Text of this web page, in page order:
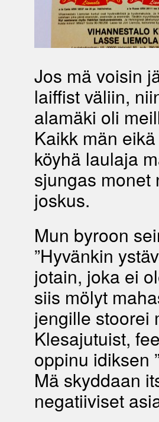
Jos mä voisin
laiffist väliin,
alamäki oli
Kaikk män
köyhä laulaja
sjungas monet
joskus.
Mun byroon
”Hyvänkin
jotain, joka ei
siis mölyt
jengille stoorei
Klesajutuist,
oppinu idiksen
Mä skyddaan
negatiiviset